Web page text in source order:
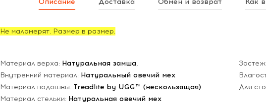
Не маломерят. Размер в размер.
Материал верха: Натуральная замша,
Внутренний материал: Натуральный овечий мех
Материал подошвы: Treadlite by UGG™ (нескользящая)
Материал стельки: Натуральная овечий мех
Для